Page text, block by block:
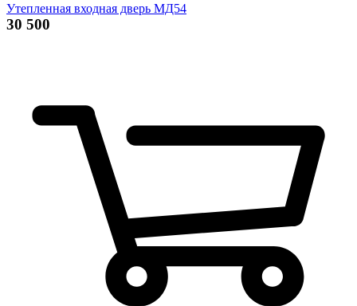
Утепленная входная дверь МД54
30 500